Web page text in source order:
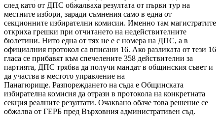
след като от ДПС обжалваха резултата от първи тур на
местните избори, заради съмнения само в една от
секционните избирателни комисии. Именно там магистратите
откриха грешки при отчитането на недействителните
бюлетини. Нито една от тях не е с номера на ДПС, а в
официалния протокол са вписани 16. Ако разликата от тези 16
гласа се прибавят към спечелените 358 действителни за
партията, ДПС трябва да получи мандат в общинския съвет и
да участва в местото управление на
Панагюрище. Разпореждането на съда е Общинската
избирателна комисия да отрази в протокола на конкретната
секция реалните резултати. Очаквано обаче това решение се
обжалва от ГЕРБ пред Върховния административен съд.